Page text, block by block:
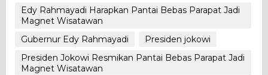
Edy Rahmayadi Harapkan Pantai Bebas Parapat Jadi
Magnet Wisatawan
Gubernur Edy Rahmayadi
Presiden jokowi
Presiden Jokowi Resmikan Pantai Bebas Parapat Jadi
Magnet Wisatawan